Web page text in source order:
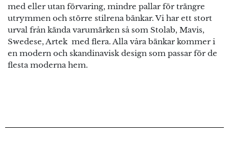
med eller utan förvaring, mindre pallar för trängre
utrymmen och större stilrena bänkar. Vi har ett stort
urval från kända varumärken så som Stolab, Mavis,
Swedese, Artek med flera. Alla våra bänkar kommer i
en modern och skandinavisk design som passar för de
flesta moderna hem.